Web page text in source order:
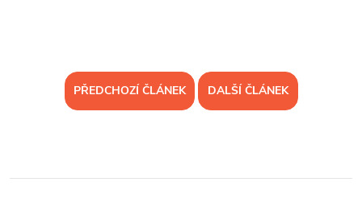
PŘEDCHOZÍ ČLÁNEK DALŠÍ ČLÁNEK